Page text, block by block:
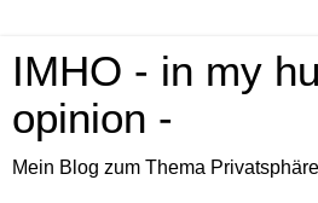
IMHO - in my
opinion -
Mein Blog zum Thema